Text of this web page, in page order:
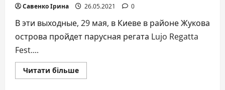
Савенко Ірина 26.05.2021 0
В эти выходные, 29 мая, в Киеве в районе Жукова
острова пройдет парусная регата Lujo Regatta
Fest....
Читати більшеДокладніше
про